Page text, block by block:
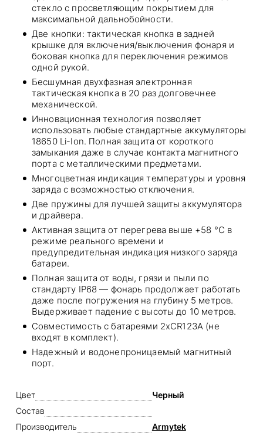
стекло с просветляющим покрытием для
максимальной дальнобойности.
Две кнопки: тактическая кнопка в задней
крышке для включения/выключения фонаря и
боковая кнопка для переключения режимов
одной рукой.
Бесшумная двухфазная электронная
тактическая кнопка в 20 раз долговечнее
механической.
Инновационная технология позволяет
использовать любые стандартные аккумуляторы
18650 Li-Ion. Полная защита от короткого
замыкания даже в случае контакта магнитного
порта с металлическими предметами.
Многоцветная индикация температуры и уровня
заряда с возможностью отключения.
Две пружины для лучшей защиты аккумулятора
и драйвера.
Активная защита от перегрева выше +58 °С в
режиме реального времени и
предупредительная индикация низкого заряда
батареи.
Полная защита от воды, грязи и пыли по
стандарту IP68 — фонарь продолжает работать
даже после погружения на глубину 5 метров.
Выдерживает падение с высоты до 10 метров.
Совместимость с батареями 2xCR123A (не
входят в комплект).
Надежный и водонепроницаемый магнитный
порт.
Цвет
Черный
Состав
Производитель
Armytek